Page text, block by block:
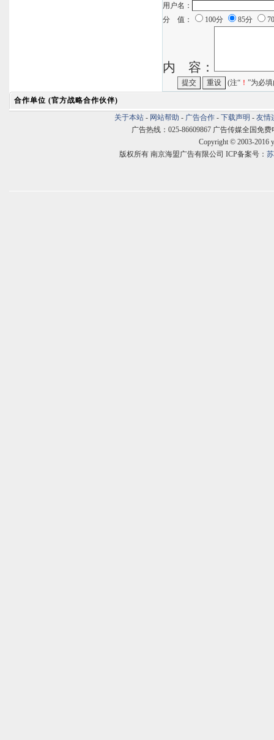
用户名：
分 值：
100分 85分
内 容：
(注“ ！ ”为必
合作单位 (官方战略合作伙伴)
关于本站 - 网站帮助 - 广告合作 - 下载声明 - 友情
广告热线：025-86609867 广告传媒全国免费
Copyright © 2003-2016
版权所有 南京海盟广告有限公司 ICP备案号：